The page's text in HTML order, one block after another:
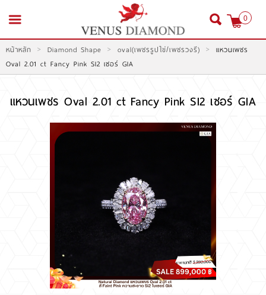
เข้าสู่ระบบ สมัครสมาชิก
สินค้าประมูล
สั่งเพชร GIA นำเข้า
RARE DIAMOND
0
หน้าหลัก > Diamond Shape > oval(เพชรรูปไข่/เพชรวงรี) > แหวนเพชร
Oval 2.01 ct Fancy Pink SI2 เซอร์ GIA
แหวนเพชร Oval 2.01 ct Fancy Pink SI2 เซอร์ GIA